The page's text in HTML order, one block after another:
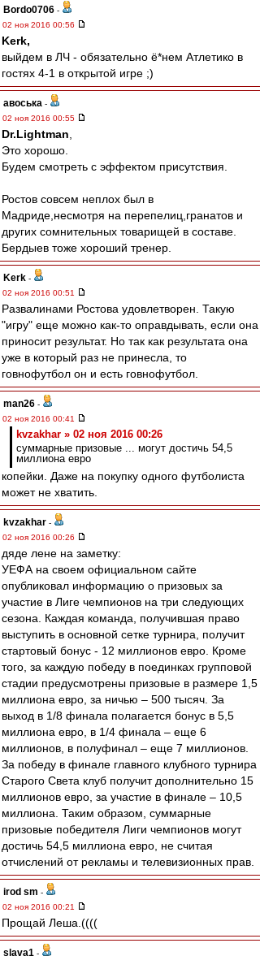
Bordo0706 -
02 ноя 2016 00:56
Kerk,
выйдем в ЛЧ - обязательно ё*нем Атлетико в
гостях 4-1 в открытой игре ;)
авоська -
02 ноя 2016 00:55
Dr.Lightman
Это хорошо.
Будем смотреть с эффектом присутствия.
Ростов совсем неплох был в
Мадриде,несмотря на перепелиц,гранатов и
других сомнительных товарищей в составе.
Бердыев тоже хороший тренер.
Kerk -
02 ноя 2016 00:51
Развалинами Ростова удовлетворен. Такую
"игру" еще можно как-то оправдывать, если она
приносит результат. Но так как результата она
уже в который раз не принесла, то
говнофутбол он и есть говнофутбол.
man26 -
02 ноя 2016 00:41
kvzakhar » 02 ноя 2016 00:26
суммарные призовые ... могут достичь 54,5
миллиона евро
копейки. Даже на покупку одного футболиста
может не хватить.
kvzakhar -
02 ноя 2016 00:26
дяде лене на заметку:
УЕФА на своем официальном сайте
опубликовал информацию о призовых за
участие в Лиге чемпионов на три следующих
сезона. Каждая команда, получившая право
выступить в основной сетке турнира, получит
стартовый бонус - 12 миллионов евро. Кроме
того, за каждую победу в поединках групповой
стадии предусмотрены призовые в размере 1,5
миллиона евро, за ничью – 500 тысяч. За
выход в 1/8 финала полагается бонус в 5,5
миллиона евро, в 1/4 финала – еще 6
миллионов, в полуфинал – еще 7 миллионов.
За победу в финале главного клубного турнира
Старого Света клуб получит дополнительно 15
миллионов евро, за участие в финале – 10,5
миллиона. Таким образом, суммарные
призовые победителя Лиги чемпионов могут
достичь 54,5 миллиона евро, не считая
отчислений от рекламы и телевизионных прав.
irod sm -
02 ноя 2016 00:21
Прощай Леша.((((
slava1 -